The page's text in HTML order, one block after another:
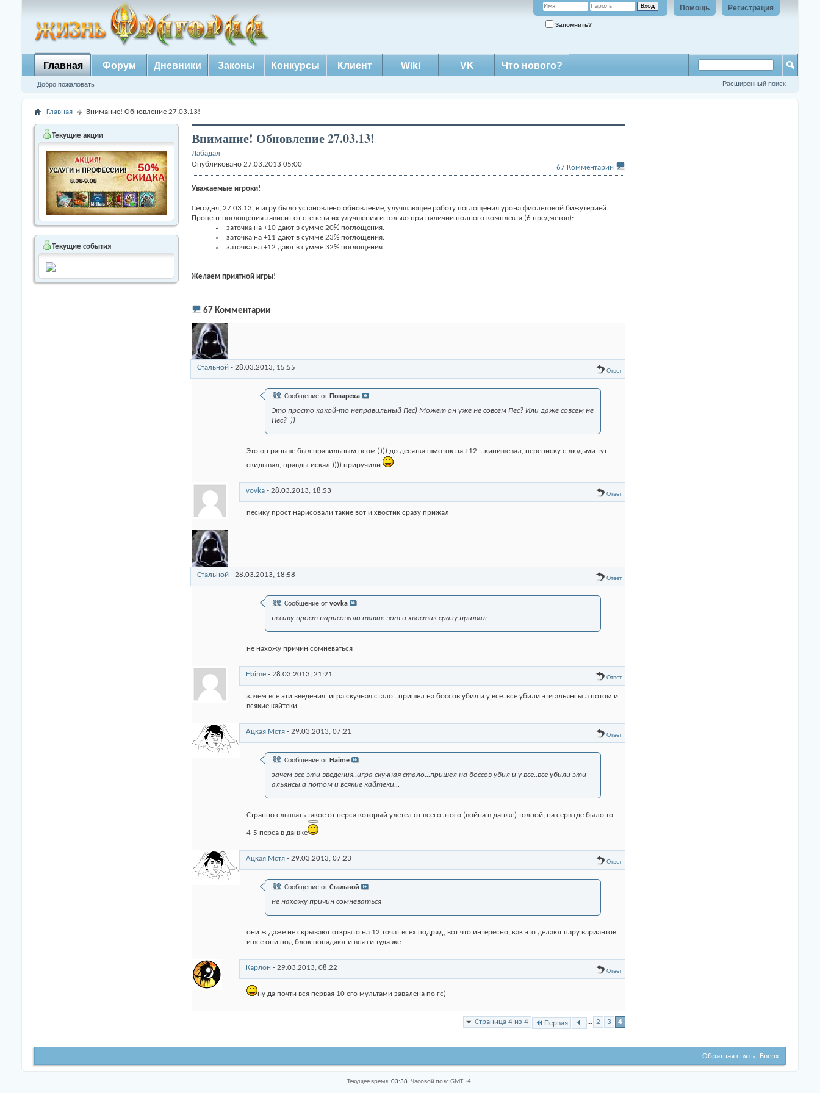
Регистрация
Помощь
Запомнить?
Главная
Добро пожаловать
Форум Дневники Законы Конкурсы Клиент Wiki VK Что нового?
Расширенный поиск
Главная Внимание! Обновление 27.03.13!
Текущие акции
Текущие события
Внимание! Обновление 27.03.13!
Лабадал
Опубликовано 27.03.2013 05:00
67 Комментарии
Уважаемые игроки!
Сегодня, 27.03.13, в игру было установлено обновление, улучшающее работу поглощения урона фиолетовой бижутерией.
Процент поглощения зависит от степени их улучшения и только при наличии полного комплекта (6 предметов):
заточка на +10 дают в сумме 20% поглощения.
заточка на +11 дают в сумме 23% поглощения.
заточка на +12 дают в сумме 32% поглощения.
Желаем приятной игры!
67 Комментарии
Стальной- 28.03.2013, 15:55 Ответ
Сообщение от Повареха
Это просто какой-то неправильный Пес) Может он уже не совсем Пес? Или даже совсем не
Пес?=))
Это он раньше был правильным псом )))) до десятка шмоток на +12 ...кипишевал, переписку с людьми тут
скидывал, правды искал )))) приручили
vovka- 28.03.2013, 18:53 Ответ
песику прост нарисовали такие вот и хвостик сразу прижал
Стальной- 28.03.2013, 18:58 Ответ
Сообщение от vovka
песику прост нарисовали такие вот и хвостик сразу прижал
не нахожу причин сомневаться
Haime- 28.03.2013, 21:21 Ответ
зачем все эти введения..игра скучная стало...пришел на боссов убил и у все..все убили эти альянсы а потом и
всякие кайтеки...
Ацкая Мстя- 29.03.2013, 07:21 Ответ
Сообщение от Haime
зачем все эти введения..игра скучная стало...пришел на боссов убил и у все..все убили эти
альянсы а потом и всякие кайтеки...
Странно слышать такое от перса который улетел от всего этого (война в данже) толпой, на серв где было то
4-5 перса в данже
Ацкая Мстя- 29.03.2013, 07:23 Ответ
Сообщение от Стальной
не нахожу причин сомневаться
они ж даже не скрывают открыто на 12 точат всех подряд, вот что интересно, как это делают пару вариантов
и все они под блок попадают и вся ги туда же
Карлон - 29.03.2013, 08:22 Ответ
ну да почти вся первая 10 его мультами завалена по гс)
Страница 4 из 4 Первая 2 3 4
Обратная связь Вверх
Текущее время: 03:38. Часовой пояс GMT +4.